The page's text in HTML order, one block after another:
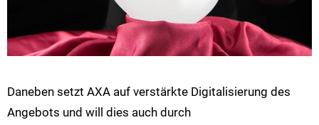
Daneben setzt AXA auf verstärkte Digitalisierung des
Angebots und will dies auch durch